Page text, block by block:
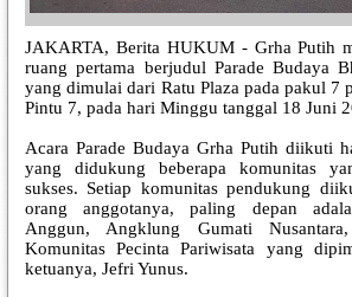
JAKARTA, Berita HUKUM - Grha Putih
ruang pertama berjudul Parade Budaya
yang dimulai dari Ratu Plaza pada pakul 7
Pintu 7, pada hari Minggu tanggal 18 Juni
Acara Parade Budaya Grha Putih diikuti
yang didukung beberapa komunitas
sukses. Setiap komunitas pendukung
orang anggotanya, paling depan
Anggun, Angklung Gumati
Komunitas Pecinta Pariwisata yang
ketuanya, Jefri Yunus.